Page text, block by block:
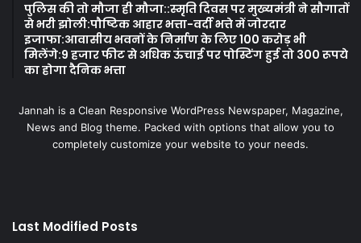
पुलिस की तो मौजा ही मौजा::स्मृति दिवस पर मुख्यमंत्री ने सौगातों
से भरी झोली:पौष्टिक आहार भत्ता-वर्दी भत्ते में जोरदार
इजाफा:आवासीय भवनों के निर्माण के लिए 100 करोड़ भी
मिलेंगे:9 हजार फीट से अधिक ऊंचाई पर पोस्टिंग हुई तो 300 रूपये
का होगा दैनिक भत्ता
Jannah is a Clean Responsive WordPress Newspaper, Magazine,
News and Blog theme. Packed with options that allow you to
completely customize your website to your needs.
Last Modified Posts